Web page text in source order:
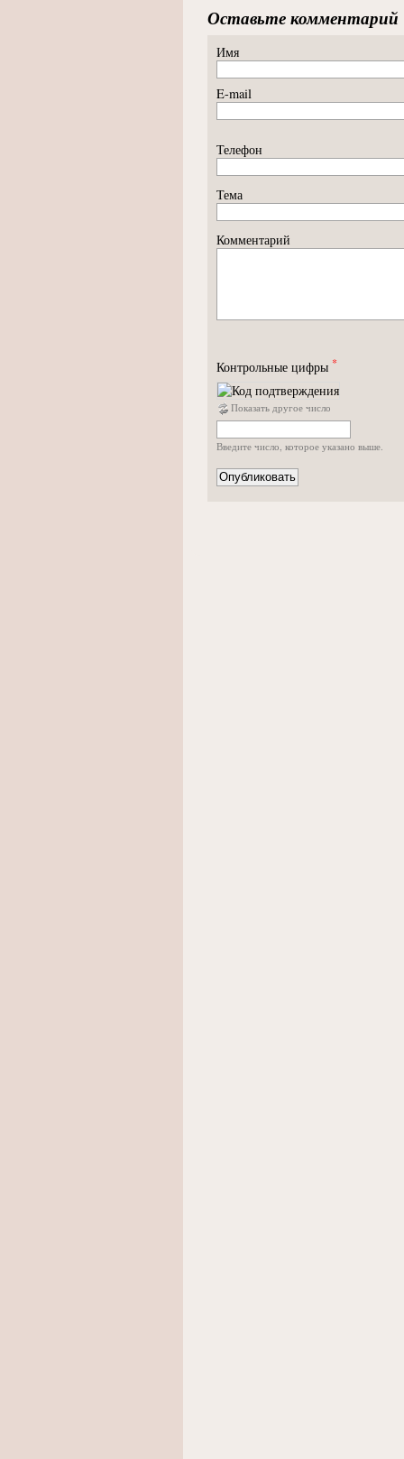
Оставьте комментарий
Имя
E-mail
Телефон
Тема
Комментарий
Контрольные цифры *
Показать другое число
Введите число, которое указано выше.